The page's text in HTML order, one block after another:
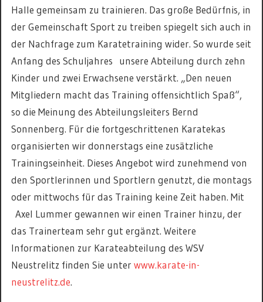
Halle gemeinsam zu trainieren. Das große Bedürfnis, in
der Gemeinschaft Sport zu treiben spiegelt sich auch in
der Nachfrage zum Karatetraining wider. So wurde seit
Anfang des Schuljahres unsere Abteilung durch zehn
Kinder und zwei Erwachsene verstärkt. „Den neuen
Mitgliedern macht das Training offensichtlich Spaß“,
so die Meinung des Abteilungsleiters Bernd
Sonnenberg. Für die fortgeschrittenen Karatekas
organisierten wir donnerstags eine zusätzliche
Trainingseinheit. Dieses Angebot wird zunehmend von
den Sportlerinnen und Sportlern genutzt, die montags
oder mittwochs für das Training keine Zeit haben. Mit
Axel Lummer gewannen wir einen Trainer hinzu, der
das Trainerteam sehr gut ergänzt. Weitere
Informationen zur Karateabteilung des WSV
Neustrelitz finden Sie unter www.karate-in-
neustrelitz.de.